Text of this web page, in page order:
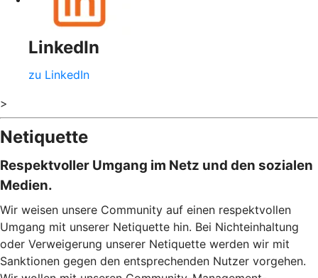
LinkedIn
zu LinkedIn
>
Netiquette
Respektvoller Umgang im Netz und den sozialen
Medien.
Wir weisen unsere Community auf einen respektvollen
Umgang mit unserer Netiquette hin. Bei Nichteinhaltung
oder Verweigerung unserer Netiquette werden wir mit
Sanktionen gegen den entsprechenden Nutzer vorgehen.